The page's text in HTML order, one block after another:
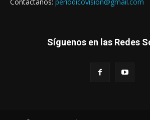
Síguenos en las Redes